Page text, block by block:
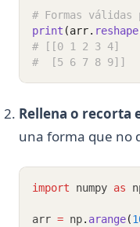
# Formas
print (arr. reshape
# [[0 1 2 3 4]
#  [5 6 7 8 9]]
Rellena o recorta
una forma que no
import numpy as
arr = np. arange(